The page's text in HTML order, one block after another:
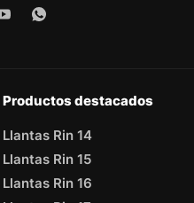
Productos destacados
Llantas Rin 14
Llantas Rin 15
Llantas Rin 16